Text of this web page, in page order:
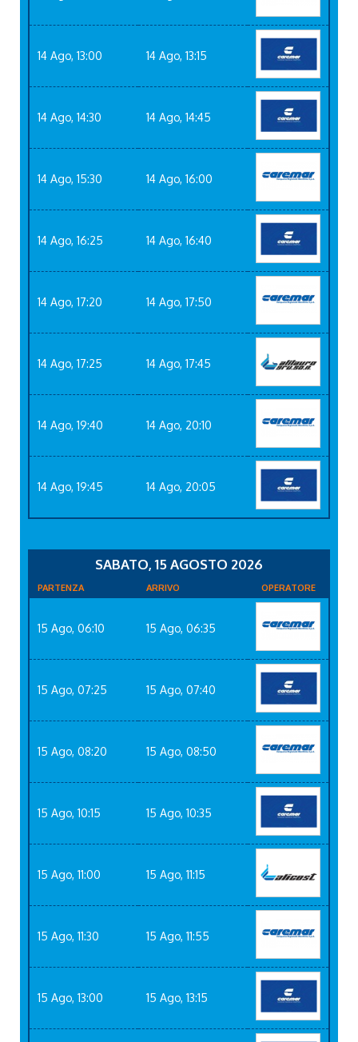
14 Ago, 13:00 14 Ago, 13:15
14 Ago, 14:30 14 Ago, 14:45
14 Ago, 15:30 14 Ago, 16:00
14 Ago, 16:25 14 Ago, 16:40
14 Ago, 17:20 14 Ago, 17:50
14 Ago, 17:25 14 Ago, 17:45
14 Ago, 19:40 14 Ago, 20:10
14 Ago, 19:45 14 Ago, 20:05
SABATO, 15 AGOSTO 2026
PARTENZA ARRIVO OPERATORE
15 Ago, 06:10 15 Ago, 06:35
15 Ago, 07:25 15 Ago, 07:40
15 Ago, 08:20 15 Ago, 08:50
15 Ago, 10:15 15 Ago, 10:35
15 Ago, 11:00 15 Ago, 11:15
15 Ago, 11:30 15 Ago, 11:55
15 Ago, 13:00 15 Ago, 13:15